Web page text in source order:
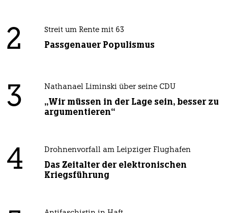
2 Streit um Rente mit 63
Passgenauer Populismus
3 Nathanael Liminski über seine CDU
„Wir müssen in der Lage sein, besser zu
argumentieren“
4 Drohnenvorfall am Leipziger Flughafen
Das Zeitalter der elektronischen
Kriegsführung